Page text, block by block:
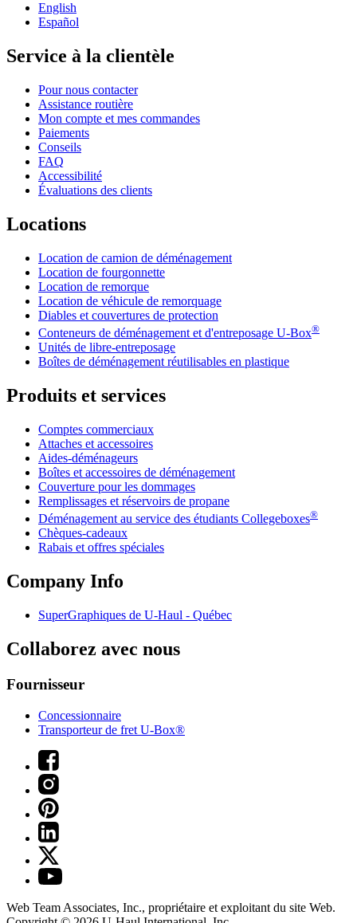
English
Español
Service à la clientèle
Pour nous contacter
Assistance routière
Mon compte et mes commandes
Paiements
Conseils
FAQ
Accessibilité
Évaluations des clients
Locations
Location de camion de déménagement
Location de fourgonnette
Location de remorque
Location de véhicule de remorquage
Diables et couvertures de protection
Conteneurs de déménagement et d'entreposage U-Box®
Unités de libre-entreposage
Boîtes de déménagement réutilisables en plastique
Produits et services
Comptes commerciaux
Attaches et accessoires
Aides-déménageurs
Boîtes et accessoires de déménagement
Couverture pour les dommages
Remplissages et réservoirs de propane
Déménagement au service des étudiants Collegeboxes®
Chèques-cadeaux
Rabais et offres spéciales
Company Info
SuperGraphiques de U-Haul - Québec
Collaborez avec nous
Fournisseur
Concessionnaire
Transporteur de fret U-Box®
Web Team Associates, Inc., propriétaire et exploitant du site Web.